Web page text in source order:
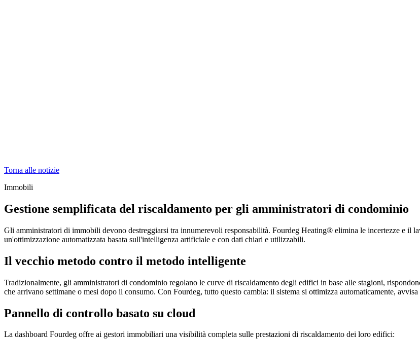
Torna alle notizie
Immobili
Gestione semplificata del riscaldamento per gli amministratori di condominio
Gli amministratori di immobili devono destreggiarsi tra innumerevoli responsabilità. Fourdeg Heating® elimina le incertezze e il
un'ottimizzazione automatizzata basata sull'intelligenza artificiale e con dati chiari e utilizzabili.
Il vecchio metodo contro il metodo intelligente
Tradizionalmente, gli amministratori di condominio regolano le curve di riscaldamento degli edifici in base alle stagioni,
che arrivano settimane o mesi dopo il consumo. Con Fourdeg, tutto questo cambia: il sistema si ottimizza automaticamente,
Pannello di controllo basato su cloud
La dashboard Fourdeg offre ai gestori immobiliari una visibilità completa sulle prestazioni di riscaldamento dei loro edifici: